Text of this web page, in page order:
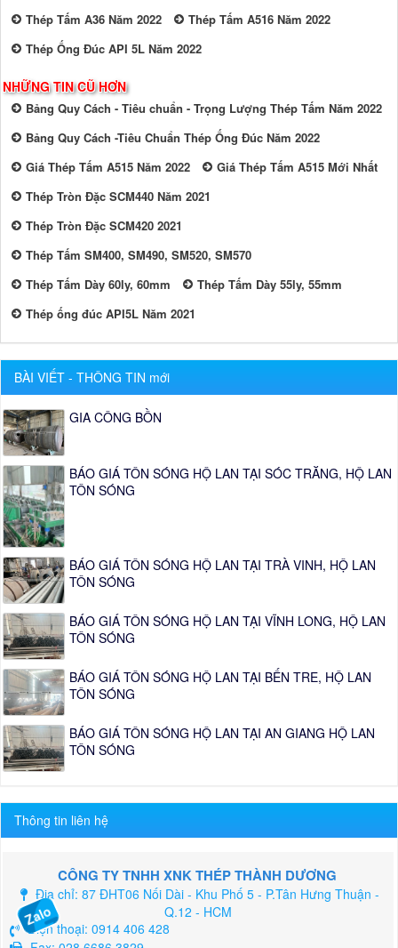
Thép Tấm A36 Năm 2022
Thép Tấm A516 Năm 2022
Thép Ống Đúc API 5L Năm 2022
NHỮNG TIN CŨ HƠN
Bảng Quy Cách - Tiêu chuẩn - Trọng Lượng Thép Tấm Năm 2022
Bảng Quy Cách -Tiêu Chuẩn Thép Ống Đúc Năm 2022
Giá Thép Tấm A515 Năm 2022
Giá Thép Tấm A515 Mới Nhất
Thép Tròn Đặc SCM440 Năm 2021
Thép Tròn Đặc SCM420 2021
Thép Tấm SM400, SM490, SM520, SM570
Thép Tấm Dày 60ly, 60mm
Thép Tấm Dày 55ly, 55mm
Thép ống đúc API5L Năm 2021
Zalo
BÀI VIẾT - THÔNG TIN mới
GIA CÔNG BỒN
BÁO GIÁ TÔN SÓNG HỘ LAN TẠI SÓC TRĂNG, HỘ LAN
TÔN SÓNG
BÁO GIÁ TÔN SÓNG HỘ LAN TẠI TRÀ VINH, HỘ LAN
TÔN SÓNG
BÁO GIÁ TÔN SÓNG HỘ LAN TẠI VĨNH LONG, HỘ LAN
TÔN SÓNG
BÁO GIÁ TÔN SÓNG HỘ LAN TẠI BẾN TRE, HỘ LAN
TÔN SÓNG
BÁO GIÁ TÔN SÓNG HỘ LAN TẠI AN GIANG HỘ LAN
TÔN SÓNG
Thông tin liên hệ
CÔNG TY TNHH XNK THÉP THÀNH DƯƠNG
Địa chỉ: 87 ĐHT06 Nối Dài - Khu Phố 5 - P.Tân Hưng Thuận -
Q.12 - HCM
Điện thoại: 0914 406 428